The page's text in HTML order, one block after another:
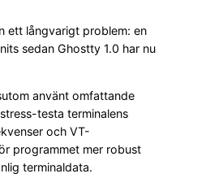
ett långvarigt problem: en
sedan Ghostty 1.0 har nu
använt omfattande
testa terminalens
och VT-
programmet mer robust
terminaldata.